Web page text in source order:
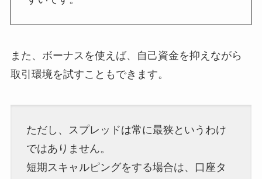
また、ボーナスを使えば、自己資金を抑えながら
取引環境を試すこともできます。
ただし、スプレッドは常に最狭というわけ
ではありません。
短期スキャルピングをする場合は、口座タ